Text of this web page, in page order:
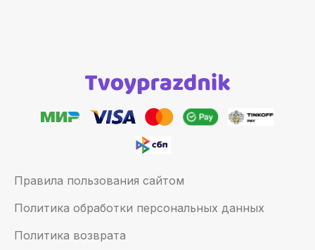
Правила пользования сайтом
Политика обработки персональных данных
Политика возврата